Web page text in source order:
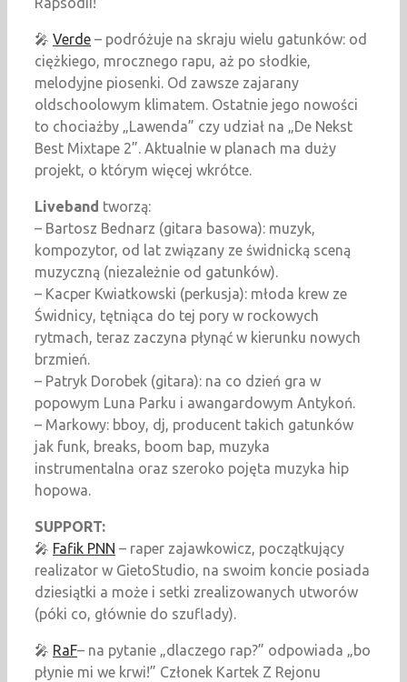
🎤 Verde – podróżuje na skraju wielu gatunków: od
ciężkiego, mrocznego rapu, aż po słodkie,
melodyjne piosenki. Od zawsze zajarany
oldschoolowym klimatem. Ostatnie jego nowości
to chociażby „Lawenda” czy udział na „De Nekst
Best Mixtape 2”. Aktualnie w planach ma duży
projekt, o którym więcej wkrótce.
Liveband tworzą:
– Bartosz Bednarz (gitara basowa): muzyk,
kompozytor, od lat związany ze świdnicką sceną
muzyczną (niezależnie od gatunków).
– Kacper Kwiatkowski (perkusja): młoda krew ze
Świdnicy, tętniąca do tej pory w rockowych
rytmach, teraz zaczyna płynąć w kierunku nowych
brzmień.
– Patryk Dorobek (gitara): na co dzień gra w
popowym Luna Parku i awangardowym Antykoń.
– Markowy: bboy, dj, producent takich gatunków
jak funk, breaks, boom bap, muzyka
instrumentalna oraz szeroko pojęta muzyka hip
hopowa.
SUPPORT:
🎤 Fafik PNN – raper zajawkowicz, początkujący
realizator w GietoStudio, na swoim koncie posiada
dziesiątki a może i setki zrealizowanych utworów
(póki co, głównie do szuflady).
🎤 RaF– na pytanie „dlaczego rap?” odpowiada „bo
płynie mi we krwi!” Członek Kartek Z Rejonu